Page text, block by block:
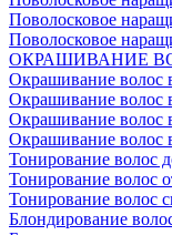
Поволосковое
Поволосковое
ОКРАШИВАНИЕ
Окрашивание волос
Окрашивание волос
Окрашивание волос
Окрашивание волос
Тонирование волос
Тонирование волос
Тонирование волос
Блондирование